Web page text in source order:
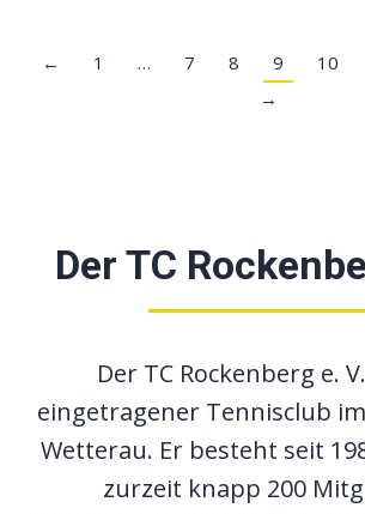
← 1 … 7 8 9 10
→
Der TC
Der TC Rockenberg e.
eingetragener Tennisclub
Wetterau. Er besteht seit
zurzeit knapp 200